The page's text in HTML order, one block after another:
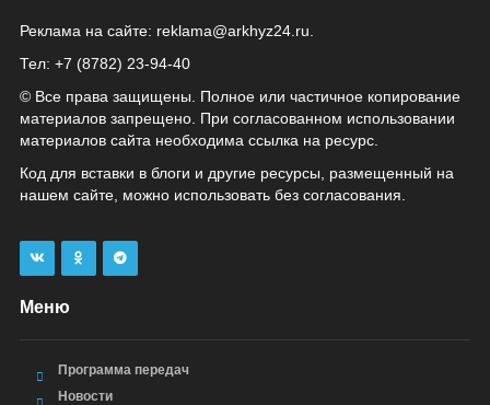
Реклама на сайте: reklama@arkhyz24.ru
Тел: +7 (8782) 23‑94‑40
© Все права защищены. Полное или частичное копирование
материалов запрещено. При согласованном использовании
материалов сайта необходима ссылка на ресурс.
Код для вставки в блоги и другие ресурсы, размещенный на
нашем сайте, можно использовать без согласования.
Меню
Программа передач
Новости